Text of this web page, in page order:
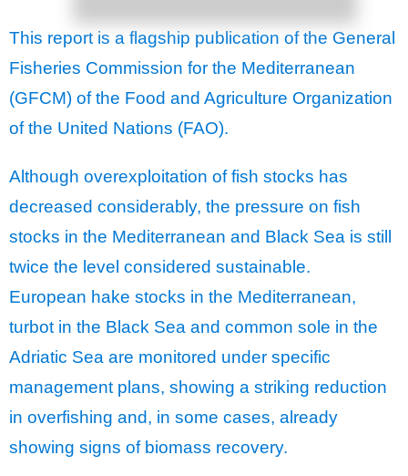
This report is a flagship publication of the General
Fisheries Commission for the Mediterranean
(GFCM) of the Food and Agriculture Organization
of the United Nations (FAO).
Although overexploitation of fish stocks has
decreased considerably, the pressure on fish
stocks in the Mediterranean and Black Sea is still
twice the level considered sustainable.
European hake stocks in the Mediterranean,
turbot in the Black Sea and common sole in the
Adriatic Sea are monitored under specific
management plans, showing a striking reduction
in overfishing and, in some cases, already
showing signs of biomass recovery.